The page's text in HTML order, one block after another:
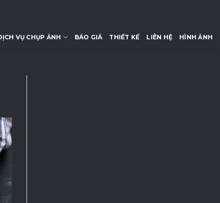
VỤ CHỤP ẢNH BÁO GIÁ THIẾT KẾ LIÊN HỆ HÌNH ẢNH